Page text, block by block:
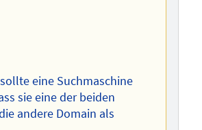
eine Suchmaschine
sie eine der beiden
andere Domain als